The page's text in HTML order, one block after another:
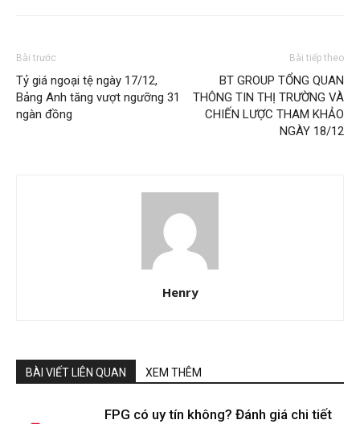
Bài trước
Tỷ giá ngoại tệ ngày 17/12,
Bảng Anh tăng vượt ngưỡng 31
ngàn đồng
Bài tiếp theo
BT GROUP TỔNG QUAN
THÔNG TIN THỊ TRƯỜNG VÀ
CHIẾN LƯỢC THAM KHẢO
NGÀY 18/12
Henry
BÀI VIẾT LIÊN QUAN XEM THÊM
FPG có uy tín không? Đánh giá chi tiết